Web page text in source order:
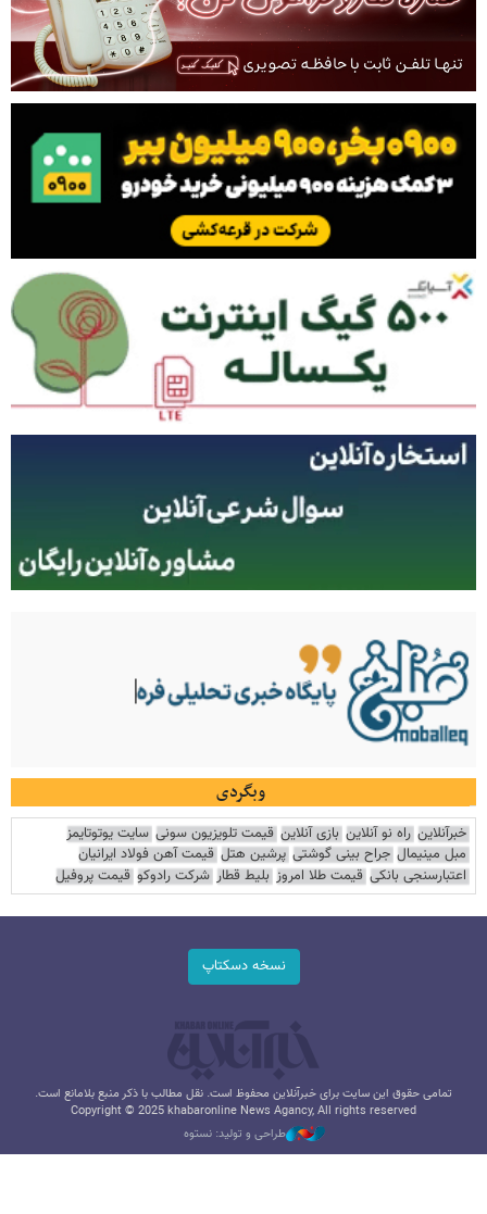
وبگردی
خبرآنلاین راه نو آنلاین بازی آنلاین قیمت تلویزیون سونی سایت یوتوتایمز
مبل مینیمال جراح بینی گوشتی پرشین هتل قیمت آهن فولاد ایرانیان
اعتبارسنجی بانکی قیمت طلا امروز بلیط قطار شرکت رادوکو قیمت پروفیل
نسخه دسکتاپ
تمامی حقوق این سایت برای خبرآنلاین محفوظ است. نقل مطالب با ذکر منبع بلامانع است.
Copyright © 2025 khabaronline News Agancy, All rights reserved
طراحی و تولید: نستوه